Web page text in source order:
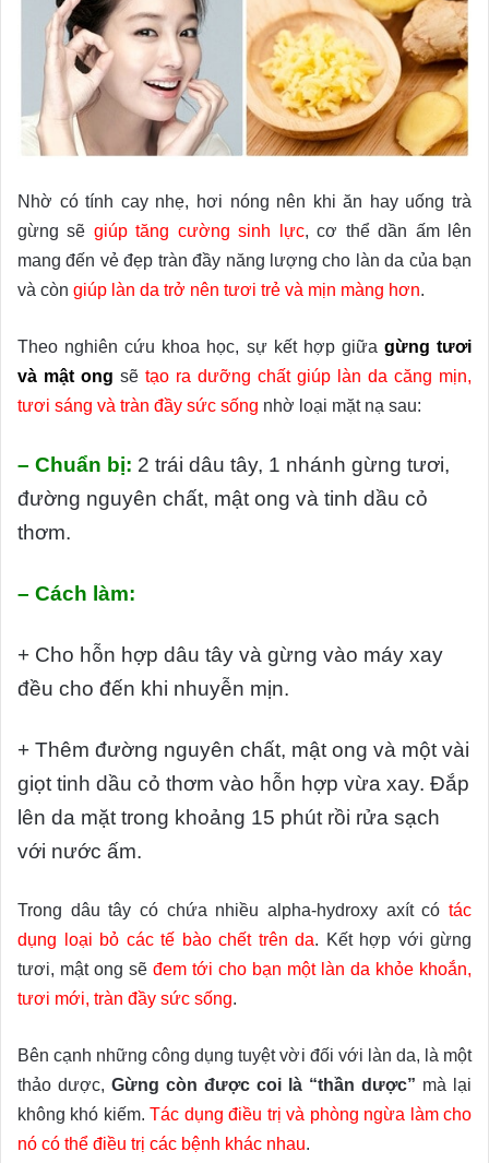
Nhờ có tính cay nhẹ, hơi nóng nên khi ăn hay uống trà
gừng sẽ giúp tăng cường sinh lực, cơ thể dần ấm lên
mang đến vẻ đẹp tràn đầy năng lượng cho làn da của bạn
và còn giúp làn da trở nên tươi trẻ và mịn màng hơn.
Theo nghiên cứu khoa học, sự kết hợp giữa gừng tươi
và mật ong sẽ tạo ra dưỡng chất giúp làn da căng mịn,
tươi sáng và tràn đầy sức sống nhờ loại mặt nạ sau:
– Chuẩn bị: 2 trái dâu tây, 1 nhánh gừng tươi,
đường nguyên chất, mật ong và tinh dầu cỏ
thơm.
– Cách làm:
+ Cho hỗn hợp dâu tây và gừng vào máy xay
đều cho đến khi nhuyễn mịn.
+ Thêm đường nguyên chất, mật ong và một vài
giọt tinh dầu cỏ thơm vào hỗn hợp vừa xay. Đắp
lên da mặt trong khoảng 15 phút rồi rửa sạch
với nước ấm.
Trong dâu tây có chứa nhiều alpha-hydroxy axít có tác
dụng loại bỏ các tế bào chết trên da. Kết hợp với gừng
tươi, mật ong sẽ đem tới cho bạn một làn da khỏe khoắn,
tươi mới, tràn đầy sức sống.
Bên cạnh những công dụng tuyệt vời đối với làn da, là một
thảo dược, Gừng còn được coi là “thần dược” mà lại
không khó kiếm.Tác dụng điều trị và phòng ngừa làm cho
nó có thể điều trị các bệnh khác nhau.